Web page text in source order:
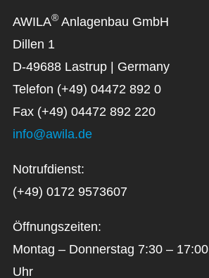
AWILA® Anlagenbau GmbH
Dillen 1
D-49688 Lastrup | Germany
Telefon (+49) 04472 892 0
Fax (+49) 04472 892 220
info@awila.de
Notrufdienst:
(+49) 0172 9573607
Öffnungszeiten:
Montag – Donnerstag 7:30 – 17:00
Uhr